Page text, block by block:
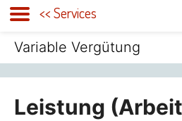
Zum
springen
Variable Vergütung
Leistung
<< Services